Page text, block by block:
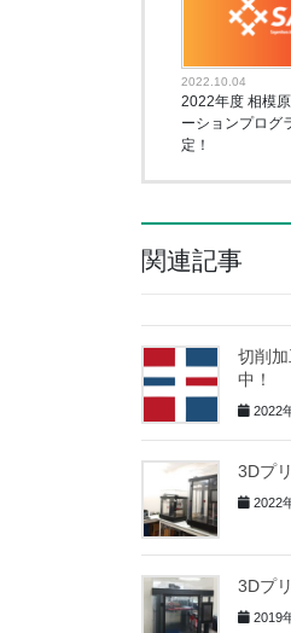
2022.10.04
2022年度 相模
ーションプログ
定！
関連記事
切削
中！
2022
3Dプ
2022
3Dプ
2019